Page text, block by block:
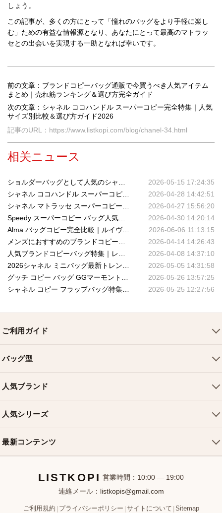
しょう。
この記事が、多くの方にとって「憧れのバッグをより手軽に楽し
む」ための有益な情報源となり、あなたにとって最高のマトラッ
セとの出会いを実現する一助となれば幸いです。
前の文章：ブランドコピーバッグ通販で今買うべき人気アイテム
まとめ｜売れ筋ランキング＆選び方完全ガイド
次の文章：シャネル ココハンドル スーパーコピー完全特集｜人気
サイズ別比較＆選び方ガイド2026
記事のURL：https://www.listkopi.com/blog/chanel-34.html
相关ニュース
2026-05-15 17:24:35
2026-04-28 14:42:51
2026-04-27 15:56:20
2026-04-30 14:20:14
Alma バッグコピー完全比較｜ルイヴィトン スーパーコピーで叶えるエレガントな日常
2026-06-06 11:13:15
2026-04-14 14:26:43
2026-04-08 14:37:10
2026-05-05 14:31:58
2026-05-26 13:57:25
2026-05-25 12:27:56
ご利用ガイド
配送について
返品・交換
お問い合わせ
バッグ型
ショルダーバッグ
クロスボディバッグ
ミニバッグ
バケットバッグ
人気ブランド
シャネルバッグ
ディオールバッグ
人気シリーズ
最新コンテンツ
新着アイテム
ブランドカテゴリ
LISTKOPI 営業時間：10:00 — 19:00
連絡メール： listkopis@gmail.com
ご利用規約 | プライバシーポリシー | サイトについて | Sitemap